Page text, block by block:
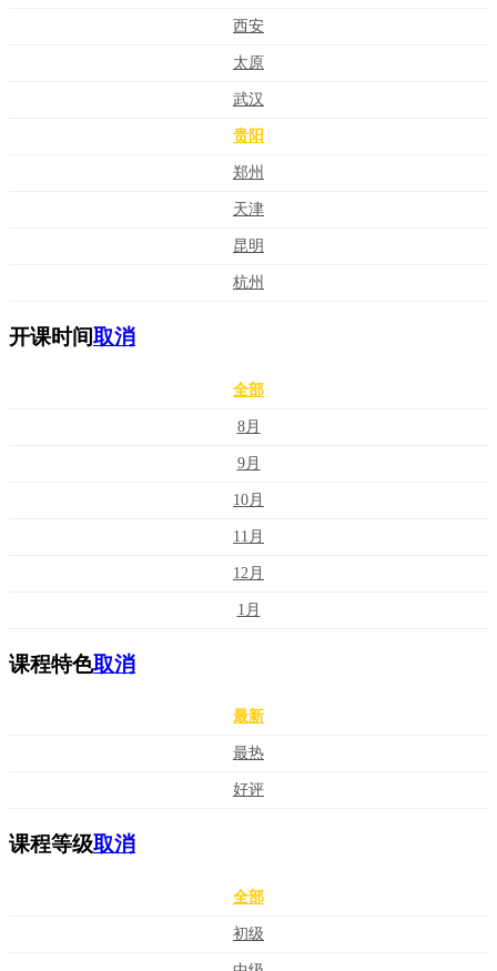
西安
太原
武汉
贵阳
郑州
天津
昆明
杭州
开课时间取消
全部
8月
9月
10月
11月
12月
1月
课程特色取消
最新
最热
好评
课程等级取消
全部
初级